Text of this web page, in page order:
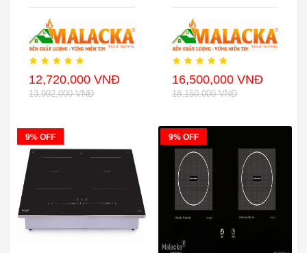
12,720,000 VNĐ
13,992,000 VNĐ
16,500,000 VNĐ
18,150,000 VNĐ
9% OFF 9% OFF